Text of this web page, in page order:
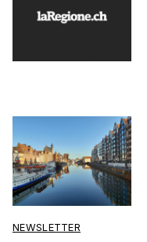
NEWSLETTER